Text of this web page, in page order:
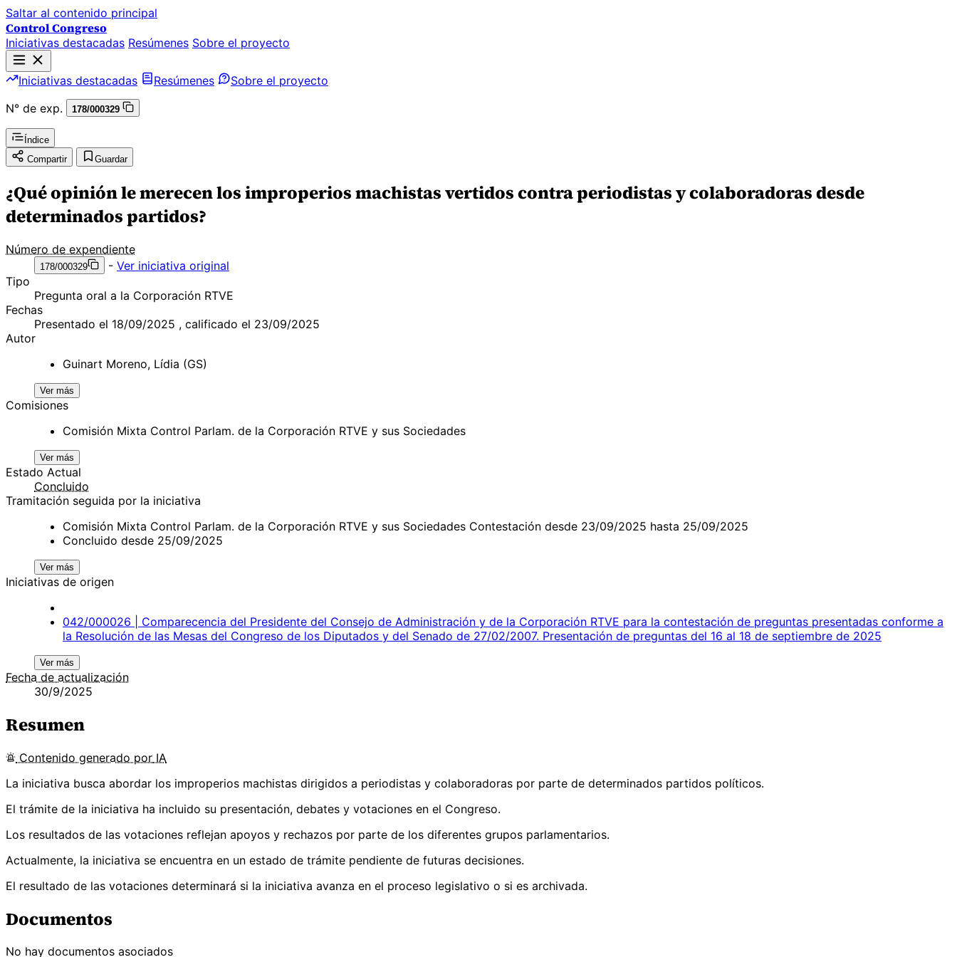
Saltar al contenido principal
Control Congreso
Iniciativas destacadas Resúmenes Sobre el proyecto
Iniciativas destacadas Resúmenes
Sobre el proyecto
N° de exp.
178/000329
Índice
Compartir
Guardar
¿Qué opinión le merecen los improperios machistas vertidos contra periodistas y colaboradoras desde
determinados partidos?
Número de expendiente
178/000329 - Ver iniciativa original
Tipo
Pregunta oral a la Corporación RTVE
Fechas
Presentado el 18/09/2025 , calificado el 23/09/2025
Autor
Guinart Moreno, Lídia (GS)
Ver más
Comisiones
Comisión Mixta Control Parlam. de la Corporación RTVE y sus Sociedades
Ver más
Estado Actual
Concluido
Tramitación seguida por la iniciativa
Comisión Mixta Control Parlam. de la Corporación RTVE y sus Sociedades Contestación desde 23/09/2025 hasta 25/09/2025
Concluido desde 25/09/2025
Ver más
Iniciativas de origen
042/000026 | Comparecencia del Presidente del Consejo de Administración y de la Corporación RTVE para la contestación de preguntas presentadas conforme a
la Resolución de las Mesas del Congreso de los Diputados y del Senado de 27/02/2007. Presentación de preguntas del 16 al 18 de septiembre de 2025
Ver más
Fecha de actualización
30/9/2025
Resumen
Contenido generado por IA
La iniciativa busca abordar los improperios machistas dirigidos a periodistas y colaboradoras por parte de determinados partidos políticos.
El trámite de la iniciativa ha incluido su presentación, debates y votaciones en el Congreso.
Los resultados de las votaciones reflejan apoyos y rechazos por parte de los diferentes grupos parlamentarios.
Actualmente, la iniciativa se encuentra en un estado de trámite pendiente de futuras decisiones.
El resultado de las votaciones determinará si la iniciativa avanza en el proceso legislativo o si es archivada.
Documentos
No hay documentos asociados